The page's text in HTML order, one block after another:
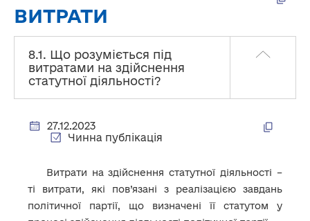
ВИТРАТИ
8.1. Що розуміється під
витратами на здійснення
статутної діяльності?
27.12.2023
Чинна публікація
Витрати на здійснення статутної діяльності –
ті витрати, які пов’язані з реалізацією завдань
політичної партії, що визначені її статутом у